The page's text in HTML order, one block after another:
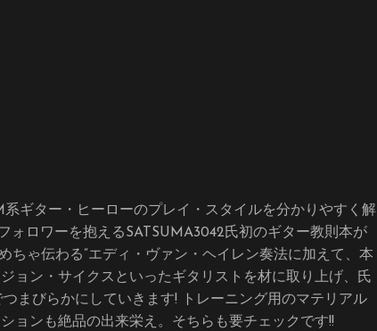
ギター・ヒーローのプレイ・スタイルを分かりやすく解
ォロワーを抱えるSATSUMA3042氏初のギター教則本が
ちゃ伝わる”エディ・ヴァン・ヘイレン奏法に加えて、本
ョン・サイクスといったギタリストを材に取り上げ、氏
まびらかにしていきます! トレーニング用のマテリアル
ョンも絶品の出来栄え。そちらも要チェックです!!